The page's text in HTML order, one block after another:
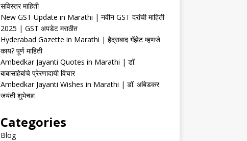
सविस्तर माहिती
New GST Update in Marathi | नवीन GST दरांची माहिती
2025 | GST अपडेट मराठीत
Hyderabad Gazette in Marathi | हैद्राबाद गॅझेट म्हणजे
काय? पूर्ण माहिती
Ambedkar Jayanti Quotes in Marathi | डॉ.
बाबासाहेबांचे प्रेरणादायी विचार
Ambedkar Jayanti Wishes in Marathi | डॉ. आंबेडकर
जयंती शुभेच्छा
Categories
Blog